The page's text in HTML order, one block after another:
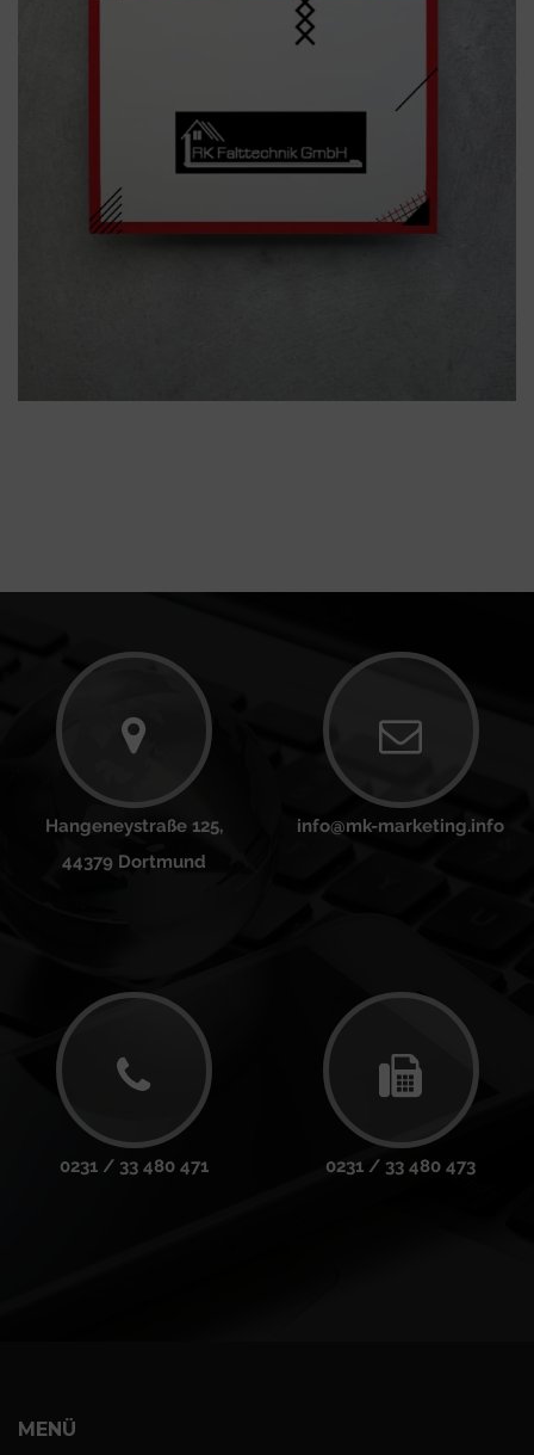
Hangeneystraße 125,
44379 Dortmund
info@mk-marketing.info
0231 / 33 480 471 0231 / 33 480 473
MENÜ